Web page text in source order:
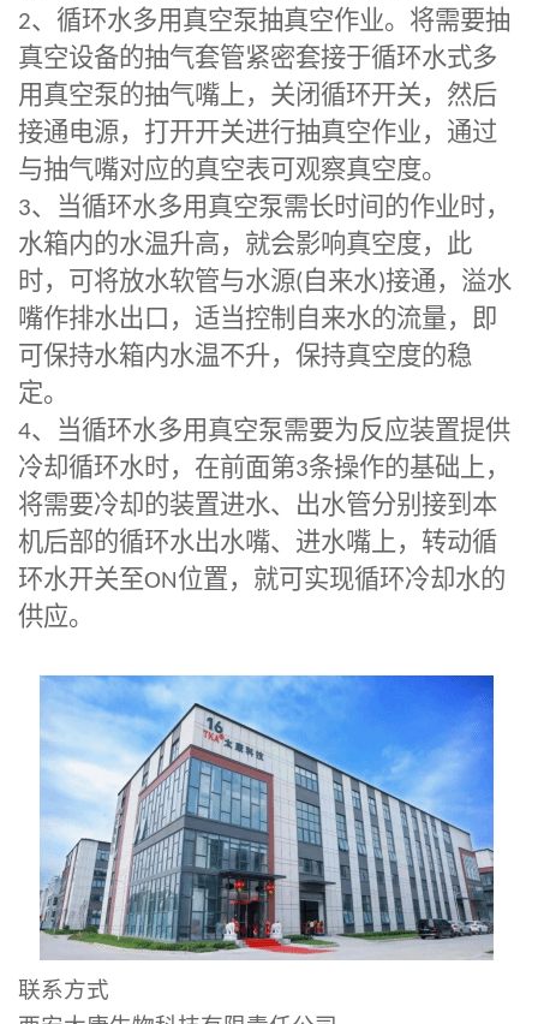
2、循环水多用真空泵抽真空作业。将需要抽
真空设备的抽气套管紧密套接于循环水式多
用真空泵的抽气嘴上，关闭循环开关，然后
接通电源，打开开关进行抽真空作业，通过
与抽气嘴对应的真空表可观察真空度。
3、当循环水多用真空泵需长时间的作业时，
水箱内的水温升高，就会影响真空度，此
时，可将放水软管与水源( 自来水)接通，溢水
嘴作排水出口，适当控制自来水的流量，即
可保持水箱内水温不升，保持真空度的稳
定。
4、当循环水多用真空泵需要为反应装置提供
冷却循环水时，在前面第3条操作的基础上，
将需要冷却的装置进水、出水管分别接到本
机后部的循环水出水嘴、进水嘴上，转动循
环水开关至ON位置，就可实现循环冷却水的
供应。
联系方式